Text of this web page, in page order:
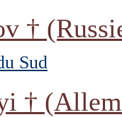
†
Sud
†